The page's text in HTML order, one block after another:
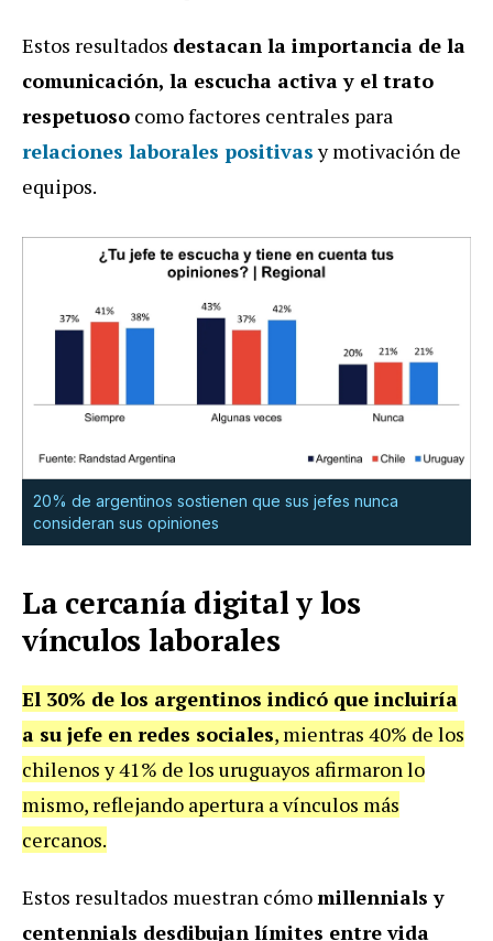
Estos resultados destacan la importancia de la
comunicación, la escucha activa y el trato
respetuoso como factores centrales para
relaciones laborales positivasy motivación de
equipos.
20% de argentinos sostienen que sus jefes nunca
consideran sus opiniones
La cercanía digital y los
vínculos laborales
El 30% de los argentinos indicó que incluiría
a su jefe en redes sociales, mientras 40% de los
chilenos y 41% de los uruguayos afirmaron lo
mismo, reflejando apertura a vínculos más
cercanos.
Estos resultados muestran cómomillennials y
centennials desdibujan límites entre vida